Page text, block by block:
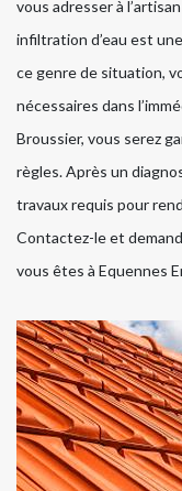
vous adresser à
infiltration d’eau est
ce genre de situation,
nécessaires dans
Broussier, vous serez
règles. Après un
travaux requis pour
Contactez-le et
vous êtes à Equennes